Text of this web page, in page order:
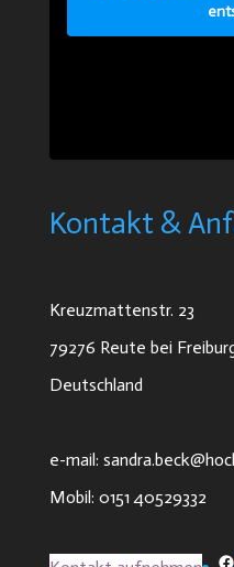
Kontakt &
Kreuzmattenstr. 23
79276 Reute bei
Deutschland
e-mail:
Mobil: 0151 40529332